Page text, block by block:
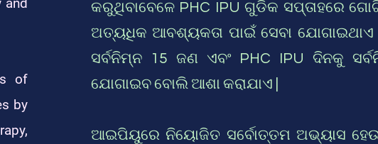
of
by
କରୁଥିବାବେଳେ PHC IPU ଗୁଡିକ ସପ୍ତାହରେ
ଅତ୍ୟଧିକ ଆବଶ୍ୟକତା ପାଇଁ ସେବା
ସର୍ବନିମ୍ନ 15 ଜଣ ଏବଂ PHC IPU ଦିନକୁ
ଯୋଗାଇବ ବୋଲି ଆଶା କରାଯାଏ |
ଆଇପିୟୁରେ ନିୟୋଜିତ ସର୍ବୋତ୍ତମ ଅଭ୍ୟାସ